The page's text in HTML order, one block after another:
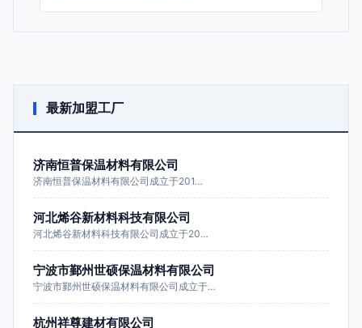
最新加盟工厂
济南恒普保温材料有限公司
济南恒普保温材料有限公司成立于201…
河北烯谷新材料科技有限公司
河北烯谷新材料科技有限公司成立于20…
宁波市鄞州世硕保温材料有限公司
宁波市鄞州世硕保温材料有限公司成立于…
杭州祥尊建材有限公司